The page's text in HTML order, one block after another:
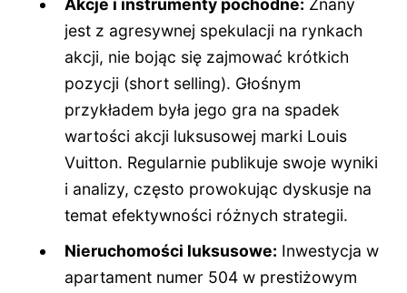
Akcje i instrumenty pochodne: Znany
jest z agresywnej spekulacji na rynkach
akcji, nie bojąc się zajmować krótkich
pozycji (short selling). Głośnym
przykładem była jego gra na spadek
wartości akcji luksusowej marki Louis
Vuitton. Regularnie publikuje swoje wyniki
i analizy, często prowokując dyskusje na
temat efektywności różnych strategii.
Nieruchomości luksusowe: Inwestycja w
apartament numer 504 w prestiżowym